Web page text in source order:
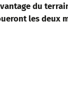
du
les deux